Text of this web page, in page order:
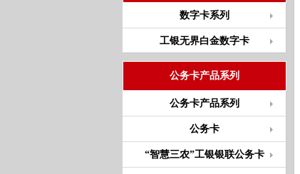
数字卡系列
工银无界白金数字卡
公务卡产品系列
公务卡产品系列
公务卡
“智慧三农”工银银联公务卡